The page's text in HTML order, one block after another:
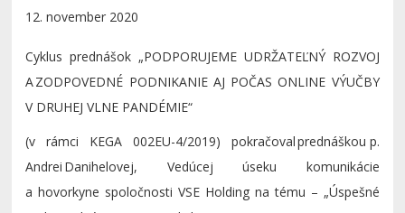
12. november 2020
Cyklus prednášok „PODPORUJEME UDRŽATEĽNÝ ROZVOJ
A ZODPOVEDNÉ PODNIKANIE AJ POČAS ONLINE VÝUČBY
V DRUHEJ VLNE PANDÉMIE“
(v rámci KEGA 002EU-4/2019) pokračovalprednáškou p.
Andrei Danihelovej, Vedúcej úseku komunikácie
ahovorkyne spoločnosti VSE Holding na tému – „Úspešné